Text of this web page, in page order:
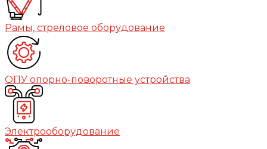
Рамы, стреловое оборудование
ОПУ опорно-поворотные устройства
Электрооборудование